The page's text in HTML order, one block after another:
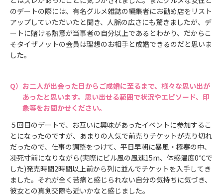
のデートの際には、有名グルメ雑誌の編集者にお勧め店をリスト
アップしていただいたと聞き、人脈の広さにも驚きましたが、デ
ートに賭ける熱意が当事者の自分以上であるとわかり、だからこ
そタイザノットの会員は理想のお相手と成婚できるのだと思いま
した。
お二人が出会った日からご成婚に至るまで、様々な思い出が
あったと思います。思い出せる範囲で状況やエピソード、印
象等をお聞かせください。
５回目のデートで、お互いに興味があったイベントに参加するこ
とになったのですが、あまりの人気で前売りチケットが売り切れ
だったので、仕事の調整をつけて、平日早朝に暴風・極寒の中、
凍死寸前になりながら(実際にビル風の風速15m、体感温度0℃で
した)発売時間2時間以上前から列に並んでチケットを入手してき
ました。それが全く苦痛と感じられない自分の気持ちに気づき、
彼女との真剣交際も近いかなと感じました。